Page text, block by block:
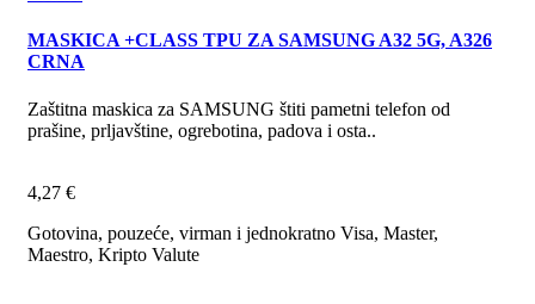
MASKICA +CLASS TPU ZA SAMSUNG A32 5G, A326
CRNA
Zaštitna maskica za SAMSUNG štiti pametni telefon od
prašine, prljavštine, ogrebotina, padova i osta..
4,27 €
Gotovina, pouzeće, virman i jednokratno Visa, Master,
Maestro, Kripto Valute